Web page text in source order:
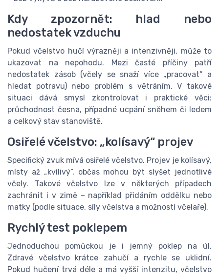
Kdy zpozornět: hlad nebo
nedostatek vzduchu
Pokud včelstvo hučí výrazněji a intenzivněji, může to
ukazovat na nepohodu. Mezi časté příčiny patří
nedostatek zásob (včely se snaží více „pracovat“ a
hledat potravu) nebo problém s větráním. V takové
situaci dává smysl zkontrolovat i praktické věci:
průchodnost česna, případné ucpání sněhem či ledem
a celkový stav stanoviště.
Osiřelé včelstvo: „kolísavý“ projev
Specifický zvuk mívá osiřelé včelstvo. Projev je kolísavý,
místy až „kvílivý“, občas mohou být slyšet jednotlivé
včely. Takové včelstvo lze v některých případech
zachránit i v zimě – například přidáním oddělku nebo
matky (podle situace, síly včelstva a možností včelaře).
Rychlý test poklepem
Jednoduchou pomůckou je i jemný poklep na úl.
Zdravé včelstvo krátce zahučí a rychle se uklidní.
Pokud hučení trvá déle a má vyšší intenzitu, včelstvo